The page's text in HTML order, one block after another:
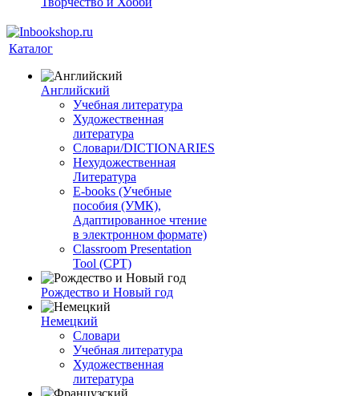
Каталог
Английский
Учебная литература
Художественная
литература
Словари/DICTIONARIES
Нехудожественная
Литература
E-books (Учебные
пособия (УМК),
Адаптированное чтение
в электронном формате)
Classroom Presentation
Tool (CPT)
Рождество и Новый год
Немецкий
Словари
Учебная литература
Художественная
литература